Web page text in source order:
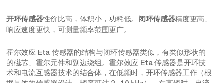
开环传感器性价比高，体积小，功耗低。 闭环传感器精度更高、
响应速度更快，可测量频率范围更广。
霍尔效应 Eta 传感器的结构与闭环传感器类似，有类似形状的
的磁芯、霍尔元件和副边绕组。霍尔效应 Eta 传感器是开环技
术和电流互感器技术的结合体，在低频时，开环传感器工作（根